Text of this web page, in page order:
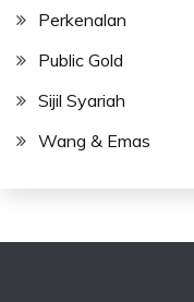
Perkenalan
Public Gold
Sijil Syariah
Wang & Emas